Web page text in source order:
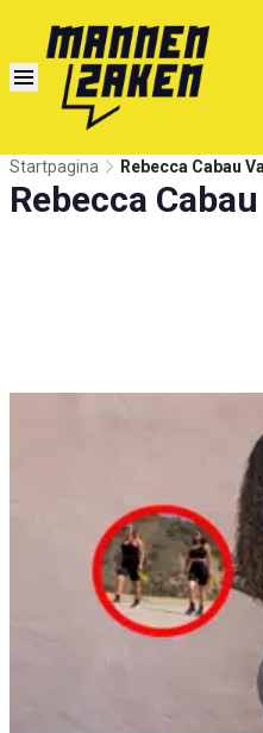
Startpagina Rebecca Cabau
Rebecca